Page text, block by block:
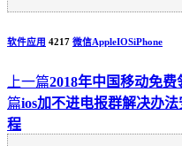
软件应用 4217 微信AppleIOSiPhone
上一篇2018年中国移动免费
篇ios加不进电报群解决办
程